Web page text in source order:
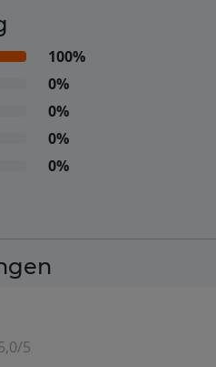
100%
0%
0%
0%
0%
5